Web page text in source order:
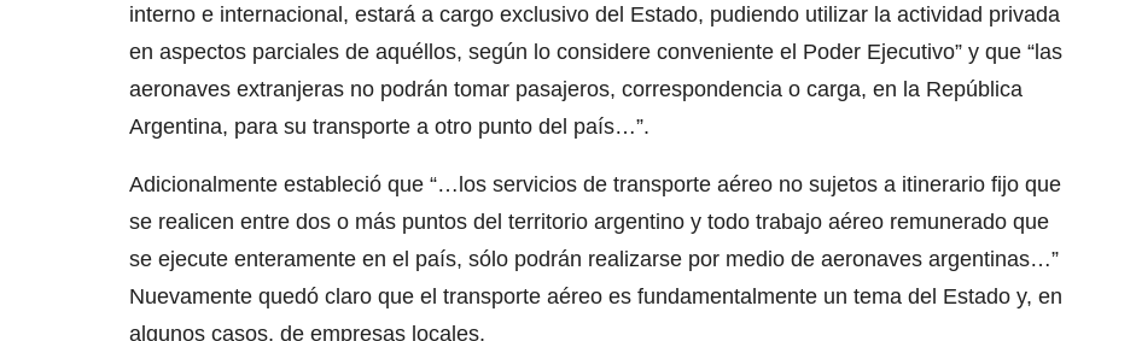
interno e internacional, estará a cargo exclusivo del Estado, pudiendo utilizar la actividad privada
en aspectos parciales de aquéllos, según lo considere conveniente el Poder Ejecutivo” y que “las
aeronaves extranjeras no podrán tomar pasajeros, correspondencia o carga, en la República
Argentina, para su transporte a otro punto del país…”.
Adicionalmente estableció que “…los servicios de transporte aéreo no sujetos a itinerario fijo que
se realicen entre dos o más puntos del territorio argentino y todo trabajo aéreo remunerado que
se ejecute enteramente en el país, sólo podrán realizarse por medio de aeronaves argentinas…”
Nuevamente quedó claro que el transporte aéreo es fundamentalmente un tema del Estado y, en
algunos casos, de empresas locales.